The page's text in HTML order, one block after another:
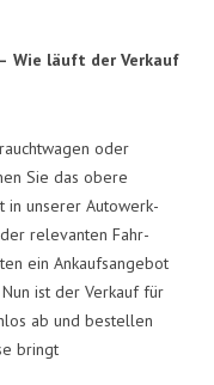
Wie läuft der Ver­kauf
oder
Sie das obe­re
in unse­rer Auto­werk­
der rele­van­ten Fahr­
ein Ankaufs­an­ge­bot
ist der Ver­kauf für
ab und bestel­len
bringt